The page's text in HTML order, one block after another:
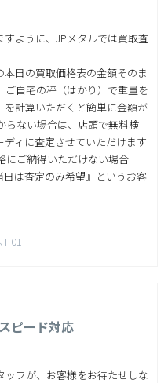
ように、JPメタルでは買取査
日の買取価格表の金額そのま
ご自宅の秤（はかり）で重量を
計算いただくと簡単に金額が
らない場合は、店頭で無料検
ィに査定させていただけます
にご納得いただけない場合
は査定のみ希望』というお客
01
ピード対応
フが、お客様をお待たせしな